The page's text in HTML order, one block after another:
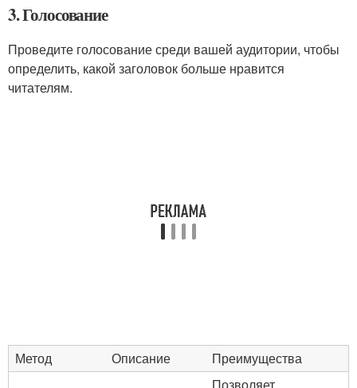
3. Голосование
Проведите голосование среди вашей аудитории, чтобы
определить, какой заголовок больше нравится
читателям.
Метод Описание Преимущества